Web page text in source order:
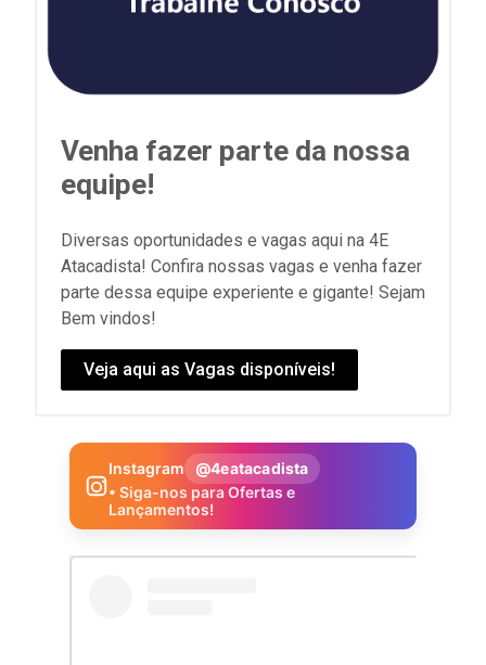
Venha fazer parte da nossa
equipe!
Diversas oportunidades e vagas aqui na 4E
Atacadista! Confira nossas vagas e venha fazer
parte dessa equipe experiente e gigante! Sejam
Bem vindos!
Veja aqui as Vagas disponíveis!
Instagram
@4eatacadista
• Siga-nos para Ofertas e
Lançamentos!